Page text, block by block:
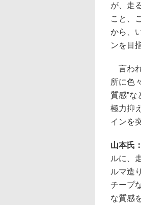
が、走
こと、
から、
ンを目
言わ
所に色
質感”
極力抑
インを
山本氏：
ルに、
ルマ造
チープ
な質感